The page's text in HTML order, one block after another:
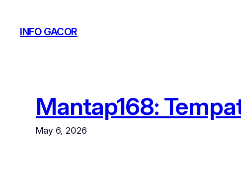
content
INFO GACOR
Mantap168:
May 6, 2026